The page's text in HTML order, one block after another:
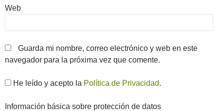
Web
Guarda mi nombre, correo electrónico y web en este
navegador para la próxima vez que comente.
He leído y acepto la Política de Privacidad.
Información básica sobre protección de datos